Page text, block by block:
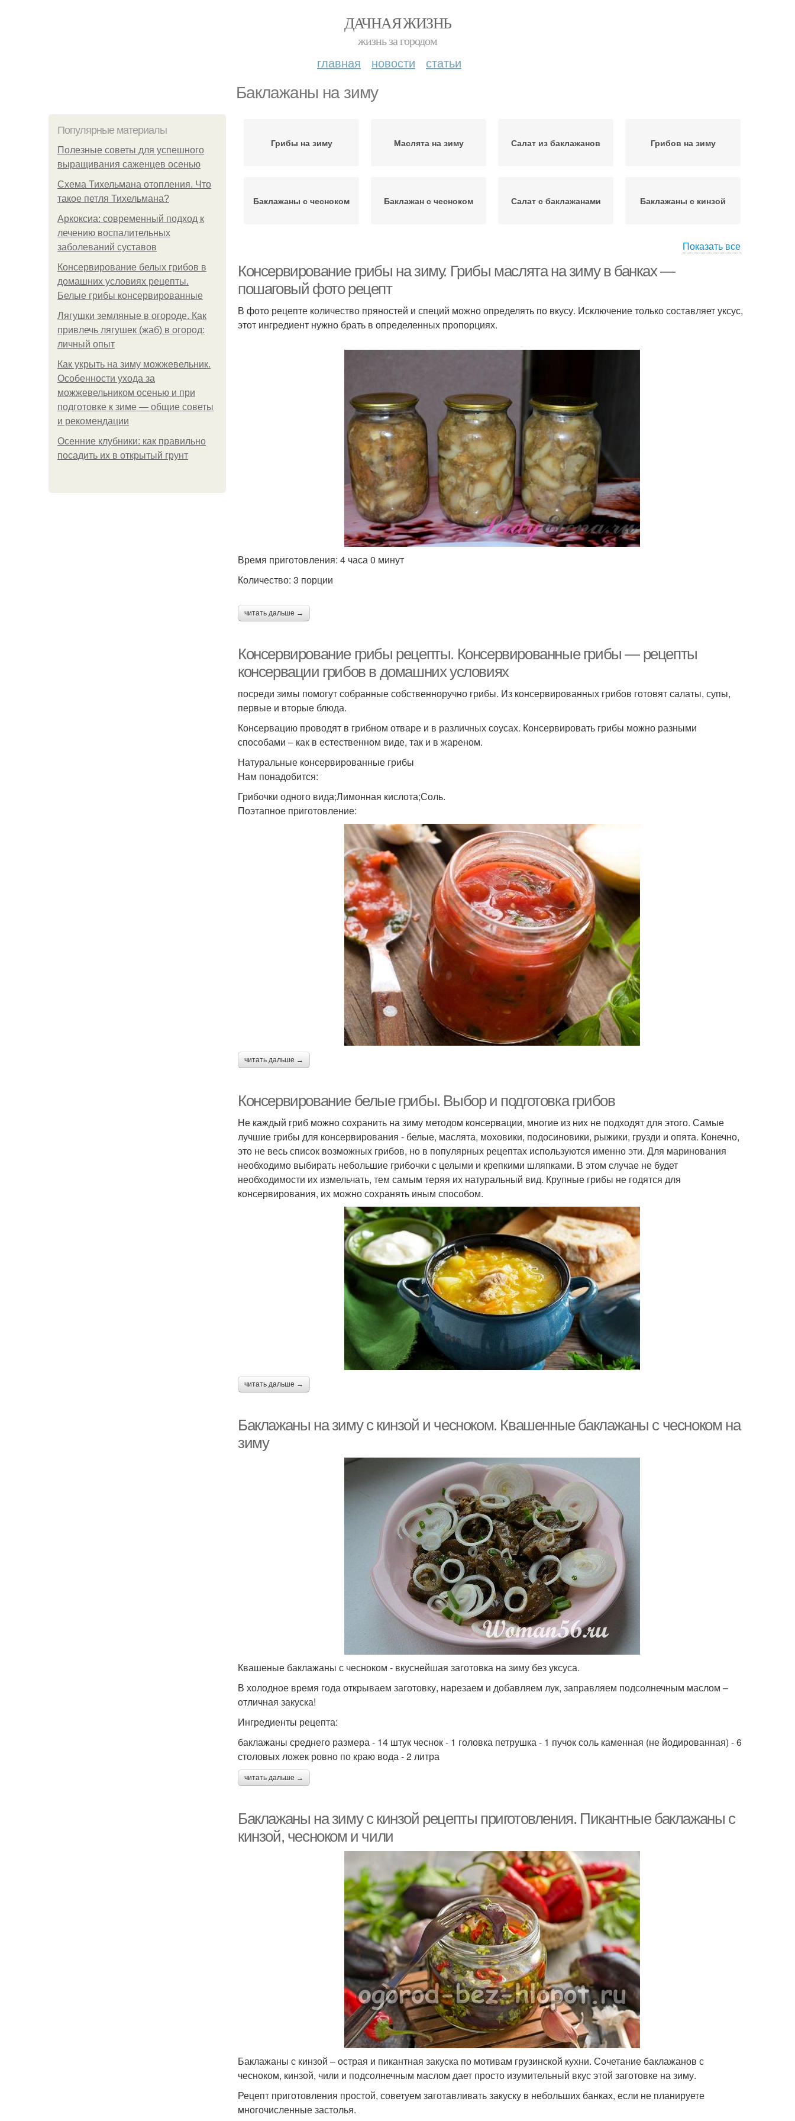
ДАЧНАЯ ЖИЗНЬ
жизнь за городом
главная новости статьи
Баклажаны на зиму
Популярные материалы
Полезные советы для успешного
выращивания саженцев осенью
Схема Тихельмана отопления. Что
такое петля Тихельмана?
Аркоксиа: современный подход к
лечению воспалительных
заболеваний суставов
Консервирование белых грибов в
домашних условиях рецепты.
Белые грибы консервированные
Лягушки земляные в огороде. Как
привлечь лягушек (жаб) в огород:
личный опыт
Как укрыть на зиму можжевельник.
Особенности ухода за
можжевельником осенью и при
подготовке к зиме — общие советы
и рекомендации
Осенние клубники: как правильно
посадить их в открытый грунт
Грибы на зиму Маслята на зиму Салат из баклажанов Грибов на зиму
Баклажаны с чесноком Баклажан с чесноком Салат с баклажанами Баклажаны с кинзой
Баклажаны в уксусной
заливке
Баклажаны на скорую
руку
Баклажаны с
Фасоли на зиму
Баклажаны в уксусно-
Чипсы из баклажанов Вяленые баклажаны
Сушеные баклажаны
Показать все
Консервирование грибы на зиму. Грибы маслята на зиму в банках —
пошаговый фото рецепт
В фото рецепте количество пряностей и специй можно определять по вкусу. Исключение только составляет уксус,
этот ингредиент нужно брать в определенных пропорциях.
Время приготовления: 4 часа 0 минут
Количество: 3 порции
читать дальше →
Консервирование грибы рецепты. Консервированные грибы — рецепты
консервации грибов в домашних условиях
посреди зимы помогут собранные собственноручно грибы. Из консервированных грибов готовят салаты, супы,
первые и вторые блюда.
Консервацию проводят в грибном отваре и в различных соусах. Консервировать грибы можно разными
способами – как в естественном виде, так и в жареном.
Натуральные консервированные грибы
Нам понадобится:
Грибочки одного вида;Лимонная кислота;Соль.
Поэтапное приготовление:
читать дальше →
Консервирование белые грибы. Выбор и подготовка грибов
Не каждый гриб можно сохранить на зиму методом консервации, многие из них не подходят для этого. Самые
лучшие грибы для консервирования - белые, маслята, моховики, подосиновики, рыжики, грузди и опята. Конечно,
это не весь список возможных грибов, но в популярных рецептах используются именно эти. Для маринования
необходимо выбирать небольшие грибочки с целыми и крепкими шляпками. В этом случае не будет
необходимости их измельчать, тем самым теряя их натуральный вид. Крупные грибы не годятся для
консервирования, их можно сохранять иным способом.
читать дальше →
Баклажаны на зиму с кинзой и чесноком. Квашенные баклажаны с чесноком на
зиму
Квашеные баклажаны с чесноком - вкуснейшая заготовка на зиму без уксуса.
В холодное время года открываем заготовку, нарезаем и добавляем лук, заправляем подсолнечным маслом –
отличная закуска!
Ингредиенты рецепта:
баклажаны среднего размера - 14 штук чеснок - 1 головка петрушка - 1 пучок соль каменная (не йодированная) - 6
столовых ложек ровно по краю вода - 2 литра
читать дальше →
Баклажаны на зиму с кинзой рецепты приготовления. Пикантные баклажаны с
кинзой, чесноком и чили
Баклажаны с кинзой – острая и пикантная закуска по мотивам грузинской кухни. Сочетание баклажанов с
чесноком, кинзой, чили и подсолнечным маслом дает просто изумительный вкус этой заготовке на зиму.
Рецепт приготовления простой, советуем заготавливать закуску в небольших банках, если не планируете
многочисленные застолья.